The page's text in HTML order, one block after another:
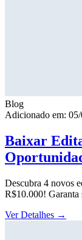
Blog
Adicionado em:
Baixar
Descubra 4 novos
R$10.000! Garanta
Ver Detalhes →